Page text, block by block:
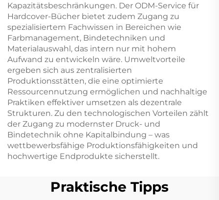
Kapazitätsbeschränkungen. Der ODM-Service für
Hardcover-Bücher bietet zudem Zugang zu
spezialisiertem Fachwissen in Bereichen wie
Farbmanagement, Bindetechniken und
Materialauswahl, das intern nur mit hohem
Aufwand zu entwickeln wäre. Umweltvorteile
ergeben sich aus zentralisierten
Produktionsstätten, die eine optimierte
Ressourcennutzung ermöglichen und nachhaltige
Praktiken effektiver umsetzen als dezentrale
Strukturen. Zu den technologischen Vorteilen zählt
der Zugang zu modernster Druck- und
Bindetechnik ohne Kapitalbindung – was
wettbewerbsfähige Produktionsfähigkeiten und
hochwertige Endprodukte sicherstellt.
Praktische Tipps